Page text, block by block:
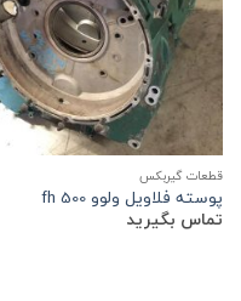
قطعات گیربکس
پوسته فلاویل ولوو fh 500
تماس بگیرید